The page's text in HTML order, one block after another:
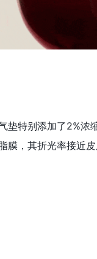
垫特别添加了2%
膜，其折光率接近